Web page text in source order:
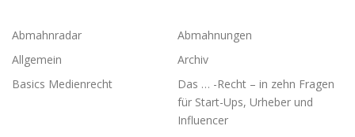
Abmahnradar
Abmahnungen
Allgemein
Archiv
Basics Medienrecht
Das … -Recht – in zehn Fragen
für Start-Ups, Urheber und
Influencer